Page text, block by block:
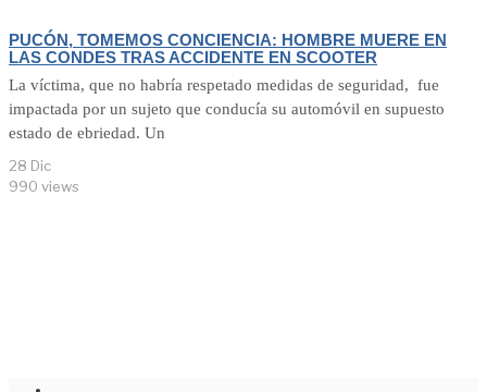
PUCÓN, TOMEMOS CONCIENCIA: HOMBRE MUERE EN
LAS CONDES TRAS ACCIDENTE EN SCOOTER
La víctima, que no habría respetado medidas de seguridad, fue
impactada por un sujeto que conducía su automóvil en supuesto
estado de ebriedad. Un
28 Dic
990 views